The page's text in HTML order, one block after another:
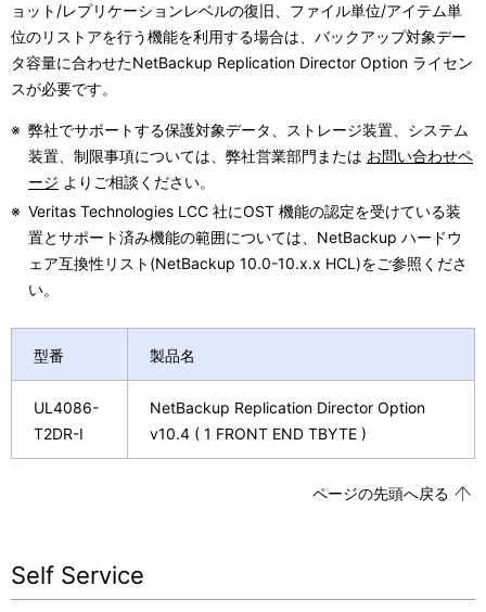
ョット/レプリケーションレベルの復旧、ファイル単位/アイテム単
位のリストアを行う機能を利用する場合は、バックアップ対象デー
タ容量に合わせたNetBackup Replication Director Option ライセン
スが必要です。
※ 弊社でサポートする保護対象データ、ストレージ装置、システム
装置、制限事項については、弊社営業部門または お問い合わせペ
ージ よりご相談ください。
※ Veritas Technologies LCC 社にOST 機能の認定を受けている装
置とサポート済み機能の範囲については、NetBackup ハードウ
ェア互換性リスト(NetBackup 10.0-10.x.x HCL)をご参照くださ
い。
型番 製品名
UL4086-
T2DR-I
NetBackup Replication Director Option
v10.4 ( 1 FRONT END TBYTE )
ページの先頭へ戻る
Self Service